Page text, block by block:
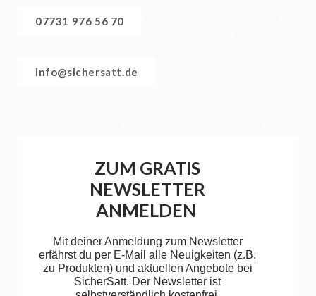
07731 976 56 70
info@sichersatt.de
ZUM GRATIS
NEWSLETTER
ANMELDEN
Mit deiner Anmeldung zum Newsletter
erfährst du per E-Mail alle Neuigkeiten (z.B.
zu Produkten) und aktuellen Angebote bei
SicherSatt. Der Newsletter ist